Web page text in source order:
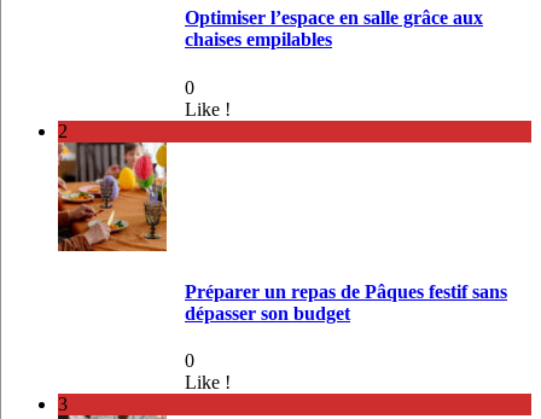
Optimiser l’espace en salle grâce aux
chaises empilables
0
Like !
2
Préparer un repas de Pâques festif sans
dépasser son budget
0
Like !
3